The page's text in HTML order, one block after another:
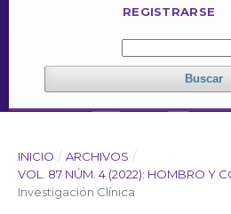
REGISTRARSE
Buscar
INICIO / ARCHIVOS /
VOL. 87 NÚM. 4 (2022): HOMBRO Y
Investigación Clínica